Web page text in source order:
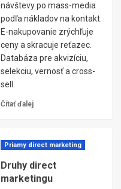
návštevy po mass-media
podľa nákladov na kontakt.
E-nakupovanie zrýchľuje
ceny a skracuje reťazec.
Databáza pre akvizíciu,
selekciu, vernosť a cross-
sell.
Čítať ďalej
Priamy direct marketing
Druhy direct
marketingu